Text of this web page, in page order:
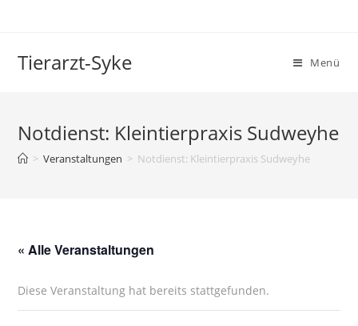
Tierarzt-Syke Menü
Notdienst: Kleintierpraxis Sudweyhe
> Veranstaltungen > Notdienst: Kleintierpraxis Sudweyhe
« Alle Veranstaltungen
Diese Veranstaltung hat bereits stattgefunden.